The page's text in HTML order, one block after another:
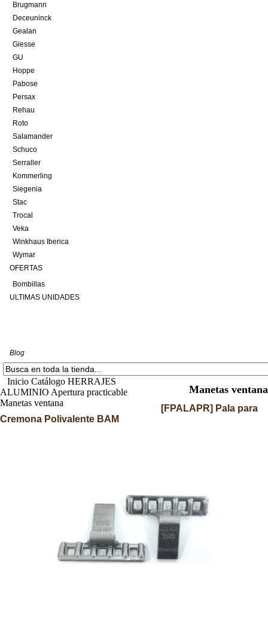
Brugmann
Deceuninck
Gealan
Giesse
GU
Hoppe
Pabose
Persax
Rehau
Roto
Salamander
Schuco
Serraller
Kommerling
Siegenia
Stac
Trocal
Veka
Winkhaus Iberica
Wymar
OFERTAS
Bombillas
ULTIMAS UNIDADES
Blog
Inicio Catálogo HERRAJES
ALUMINIO Apertura practicable
Manetas ventana
Manetas ventana
[FPALAPR] Pala para
Cremona Polivalente BAM